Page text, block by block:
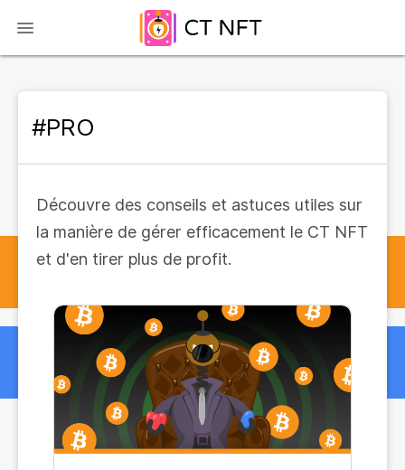
#PRO
Découvre des conseils et astuces utiles sur
la manière de gérer efficacement le CT NFT
et d'en tirer plus de profit.